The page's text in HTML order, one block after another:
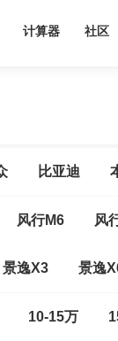
计算器 社区
比亚迪
风行M6 风
景逸X3 景逸
10-15万